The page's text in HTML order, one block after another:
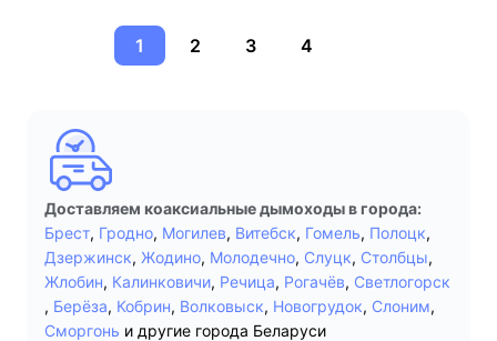
1 2 3 4
Доставляем коаксиальные дымоходы в города:
Брест, Гродно, Могилев, Витебск, Гомель, Полоцк,
Дзержинск, Жодино, Молодечно, Слуцк, Столбцы,
Жлобин, Калинковичи, Речица, Рогачёв, Светлогорск
, Берёза, Кобрин, Волковыск, Новогрудок, Слоним,
Сморгонь и другие города Беларуси